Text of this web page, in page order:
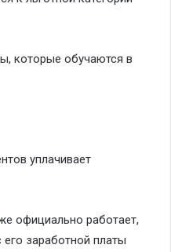
которые обучаются в
уплачивает
официально работает,
заработной платы